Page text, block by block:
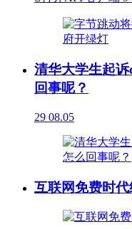
清华大学生起
回事呢？
29 08.05
互联网免费时